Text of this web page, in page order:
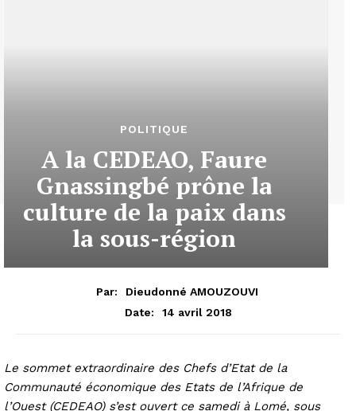
POLITIQUE
A la CEDEAO, Faure
Gnassingbé prône la
culture de la paix dans
la sous-région
Par:
Dieudonné AMOUZOUVI
Date:
14 avril 2018
Le sommet extraordinaire des Chefs d’Etat de la
Communauté économique des Etats de l’Afrique de
l’Ouest (CEDEAO) s’est ouvert ce samedi à Lomé, sous